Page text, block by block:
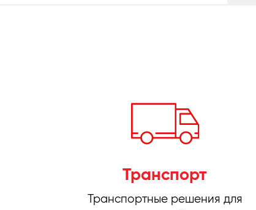
Транспорт
Транспортные решения для